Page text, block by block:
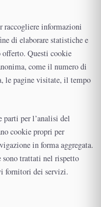
informazioni
di elaborare statistiche e
Questi cookie
come il numero di
le pagine visitate, il tempo
per l’analisi del
cookie propri per
in forma aggregata.
trattati nel rispetto
fornitori dei servizi.